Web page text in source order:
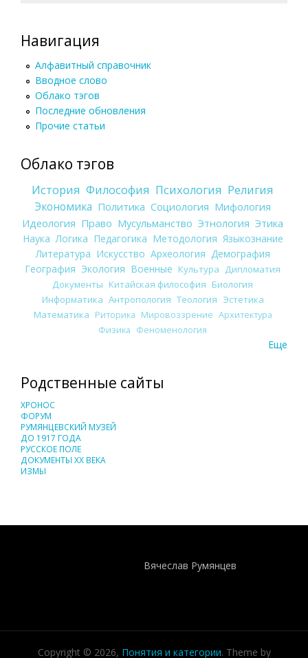
Навигация
Алфавитный справочник
Вводное слово
Облако тэгов
Последние обновления
Прочие статьи
Облако тэгов
История Философия Психология Религия
Экономика Политика Социология Мифология
Идеология Право Мусульманство Этнология Этика
Наука Логика Педагогика Методология Языкознание
Литература Искусство Археология Демография
География Экология Военные Культура
Дипломатия
Документы Китайская философия Биология
Информатика Антропология Теология Эстетика
Математика Риторика Мировоззрение Архитектура
Физика Феноменология
Еще
Родственные сайты
ХРОНОС
ФОРУМ
РУМЯНЦЕВСКИЙ МУЗЕЙ
ДО 1917 ГОДА
РУССКОЕ ПОЛЕ
ДОКУМЕНТЫ XX ВЕКА
ИЗМЫ
Вячеслав Румянцев
Copyright © 2026, Понятия и категории. Theme by